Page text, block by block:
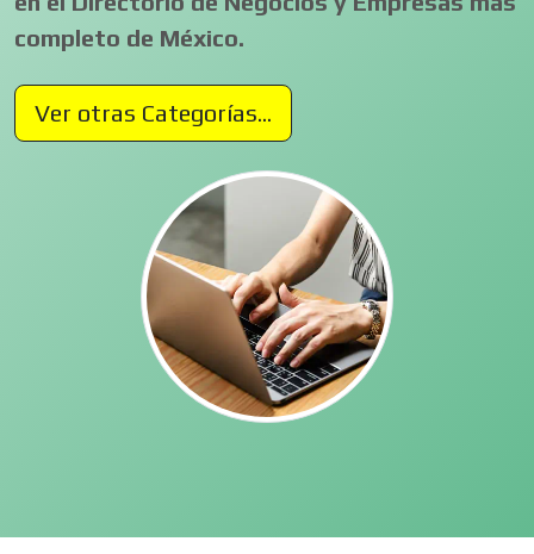
completo de México.
Ver otras Categorías...